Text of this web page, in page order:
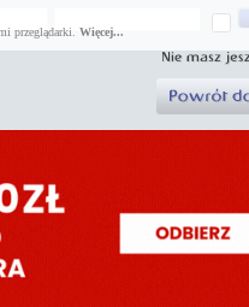
przeglądarki. Więcej...